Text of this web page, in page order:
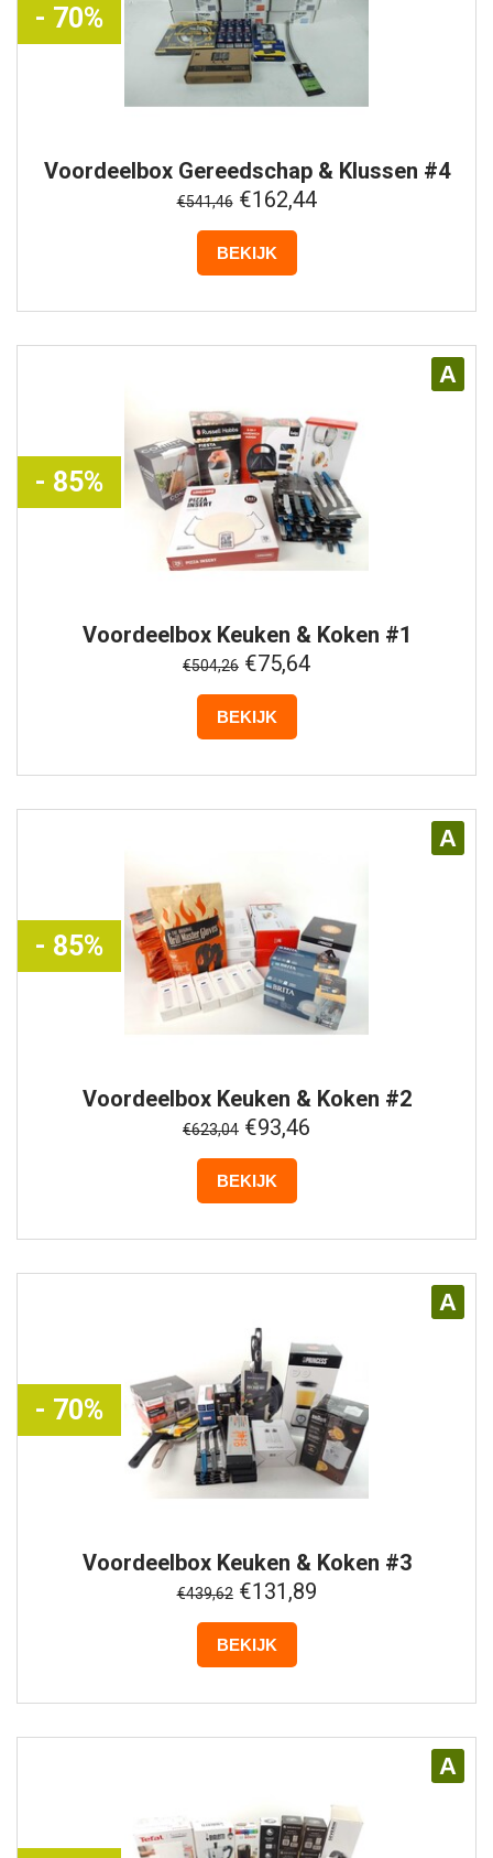
- 70%
VoordeelboxGereedschap & Klussen #4
€541,46€162,44
BEKIJK
A
- 85%
VoordeelboxKeuken & Koken #1
€504,26 €75,64
BEKIJK
A
- 85%
VoordeelboxKeuken & Koken #2
€623,04 €93,46
BEKIJK
A
- 70%
VoordeelboxKeuken & Koken #3
€439,62€131,89
BEKIJK
A